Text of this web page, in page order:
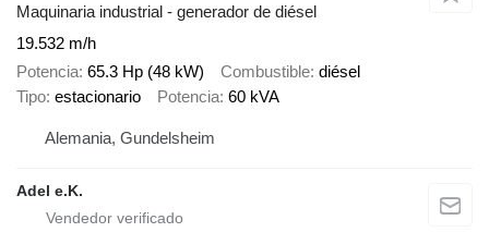
Maquinaria industrial - generador de diésel
19.532 m/h
Potencia 65.3 Hp (48 kW) Combustible diésel
Tipo estacionario Potencia 60 kVA
Alemania, Gundelsheim
Adel e.K.